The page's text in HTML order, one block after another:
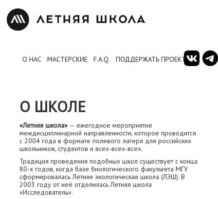
О НАС МАСТЕРСКИЕ F.A.Q. ПОДДЕРЖАТЬ ПРОЕКТ
О ШКОЛЕ
«Летняя школа» — ежегодное мероприятие
междисциплинарной направленности, которое проводится
с 2004 года в формате полевого лагеря для российских
школьников, студентов и всех-всех-всех.
Традиция проведения подобных школ существует с конца
80-х годов, когда базе биологического факультета МГУ
сформировалась Летняя экологическая школа (ЛЭШ). В
2003 году от неё отделилась Летняя школа
«Исследователь».